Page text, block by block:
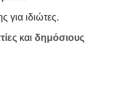
για ιδιώτες.
και δημόσιους